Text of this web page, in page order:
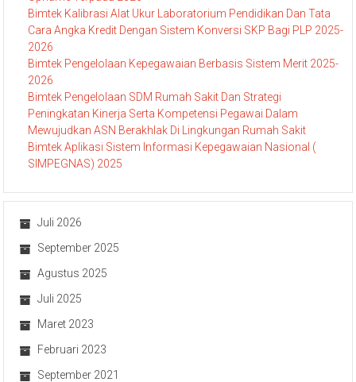
Bimtek Kalibrasi Alat Ukur Laboratorium Pendidikan Dan Tata
Cara Angka Kredit Dengan Sistem Konversi SKP Bagi PLP 2025-
2026
Bimtek Pengelolaan Kepegawaian Berbasis Sistem Merit 2025-
2026
Bimtek Pengelolaan SDM Rumah Sakit Dan Strategi
Peningkatan Kinerja Serta Kompetensi Pegawai Dalam
Mewujudkan ASN Berakhlak Di Lingkungan Rumah Sakit
Bimtek Aplikasi Sistem Informasi Kepegawaian Nasional (
SIMPEGNAS) 2025
Juli 2026
September 2025
Agustus 2025
Juli 2025
Maret 2023
Februari 2023
September 2021